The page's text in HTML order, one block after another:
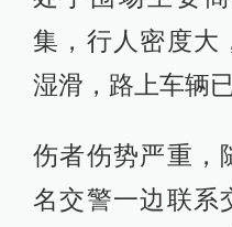
集，行人密度大
湿滑，路上车辆
伤者伤势严重，
名交警一边联系